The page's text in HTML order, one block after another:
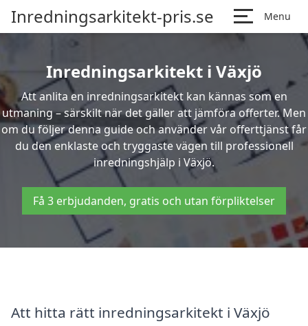
Inredningsarkitekt-pris.se Menu
Inredningsarkitekt i Växjö
Att anlita en inredningsarkitekt kan kännas som en
utmaning – särskilt när det gäller att jämföra offerter. Men
om du följer denna guide och använder vår offerttjänst får
du den enklaste och tryggaste vägen till professionell
inredningshjälp i Växjö.
Få 3 erbjudanden, gratis och utan förpliktelser
Att hitta rätt inredningsarkitekt i Växjö